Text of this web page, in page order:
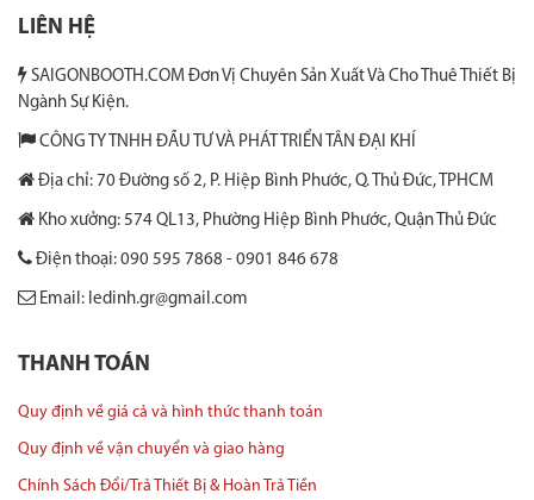
LIÊN HỆ
SAIGONBOOTH.COM Đơn Vị Chuyên Sản Xuất Và Cho Thuê Thiết Bị
Ngành Sự Kiện.
CÔNG TY TNHH ĐẦU TƯ VÀ PHÁT TRIỂN TÂN ĐẠI KHÍ
Địa chỉ: 70 Đường số 2, P. Hiệp Bình Phước, Q. Thủ Đức, TPHCM
Kho xưởng: 574 QL13, Phường Hiệp Bình Phước, Quận Thủ Đức
Điện thoại: 090 595 7868 - 0901 846 678
Email: ledinh.gr@gmail.com
THANH TOÁN
Quy định về giá cả và hình thức thanh toán
Quy định về vận chuyển và giao hàng
Chính Sách Đổi/Trả Thiết Bị & Hoàn Trả Tiền